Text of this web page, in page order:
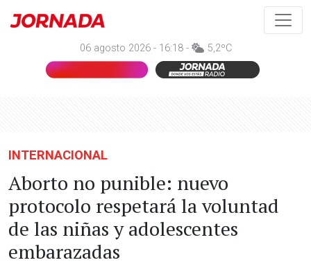
06 agosto 2026 - 16:18 - 5,2ºC
INTERNACIONAL
Aborto no punible: nuevo
protocolo respetará la voluntad
de las niñas y adolescentes
embarazadas